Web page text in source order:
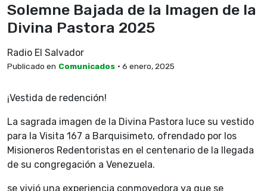
Solemne Bajada de la Imagen de la
Divina Pastora 2025
Radio El Salvador
Publicado en Comunicados • 6 enero, 2025
¡Vestida de redención!
La sagrada imagen de la Divina Pastora luce su vestido
para la Visita 167 a Barquisimeto, ofrendado por los
Misioneros Redentoristas en el centenario de la llegada
de su congregación a Venezuela.
se vivió una experiencia conmovedora ya que se